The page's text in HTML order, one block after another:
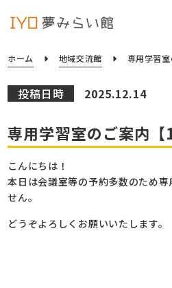
ホーム 地域交流館 専用学習
投稿日時 2025.12.14
専用学習室のご案内【
こんにちは！
本日は会議室等の予約多数のため
せん。
どうぞよろしくお願いいたします。